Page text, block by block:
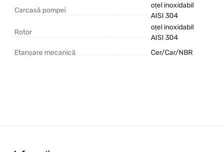
Carcasă pompei
oțel inoxidabil
AISI 304
Rotor
oțel inoxidabil
AISI 304
Etanșare mecanică
Cer/Car/NBR